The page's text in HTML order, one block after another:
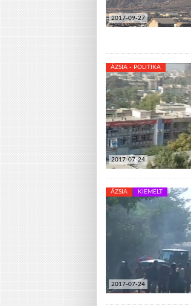
2017-09-27
2017-07-24
ÁZSIA - POLITIKA
2017-07-24
ÁZSIA KIEMELT